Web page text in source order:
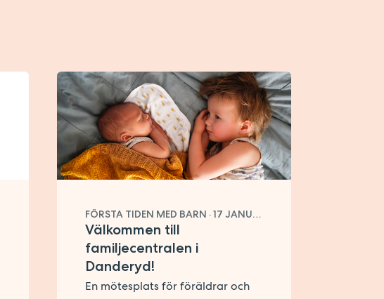
FÖRSTA TIDEN MED BARN ·17 JANUARI 2025
Välkommen till
familjecentralen i
Danderyd!
En mötesplats för föräldrar och